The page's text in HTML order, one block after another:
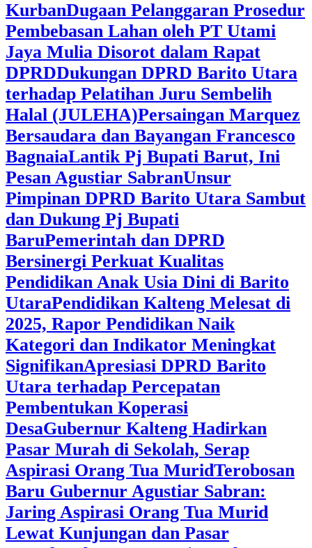
KurbanDugaan Pelanggaran Prosedur
Pembebasan Lahan oleh PT Utami
Jaya Mulia Disorot dalam Rapat
DPRDDukungan DPRD Barito Utara
terhadap Pelatihan Juru Sembelih
Halal (JULEHA)Persaingan Marquez
Bersaudara dan Bayangan Francesco
BagnaiaLantik Pj Bupati Barut, Ini
Pesan Agustiar SabranUnsur
Pimpinan DPRD Barito Utara Sambut
dan Dukung Pj Bupati
BaruPemerintah dan DPRD
Bersinergi Perkuat Kualitas
Pendidikan Anak Usia Dini di Barito
Utara‎Pendidikan Kalteng Melesat di
2025, Rapor Pendidikan Naik
Kategori dan Indikator Meningkat
SignifikanApresiasi DPRD Barito
Utara terhadap Percepatan
Pembentukan Koperasi
Desa‎Gubernur Kalteng Hadirkan
Pasar Murah di Sekolah, Serap
Aspirasi Orang Tua Murid‎Terobosan
Baru Gubernur Agustiar Sabran:
Jaring Aspirasi Orang Tua Murid
Lewat Kunjungan dan Pasar